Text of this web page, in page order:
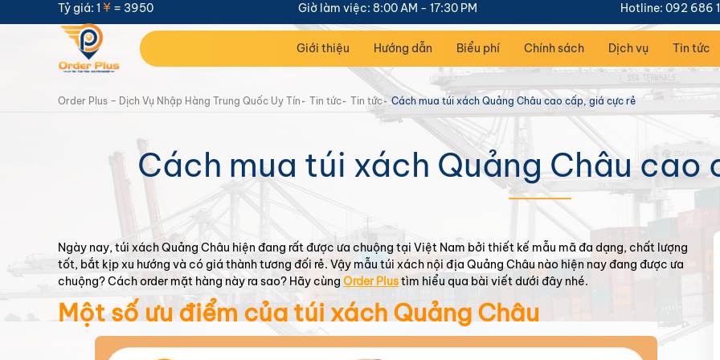
Tỷ giá: 1 = 3950 Giờ làm việc: 8:00 AM - 17:30 PM Hotline: 092 686
Giới thiệu Hướng dẫn Biểu phí Chính sách Dịch vụ Tin tức
Order Plus – Dịch Vụ Nhập Hàng Trung Quốc Uy Tín Tin tức Tin tức Cách mua túi xách Quảng Châu cao cấp, giá cực rẻ
Cách mua túi xách Quảng Châu cao
Ngày nay, túi xách Quảng Châu hiện đang rất được ưa chuộng tại Việt Nam bởi thiết kế mẫu mã đa dạng, chất lượng
tốt, bắt kịp xu hướng và có giá thành tương đối rẻ. Vậy mẫu túi xách nội địa Quảng Châu nào hiện nay đang được ưa
chuộng? Cách order mặt hàng này ra sao? Hãy cùng Order Plustìm hiểu qua bài viết dưới đây nhé.
Một số ưu điểm của túi xách Quảng Châu
Thông
tin mã
đơn
hàng
vận
đơn:
#2347dvs2
đơn
hàng:
23435
Loại
đơn
hàng:
hàng
mua
hộ